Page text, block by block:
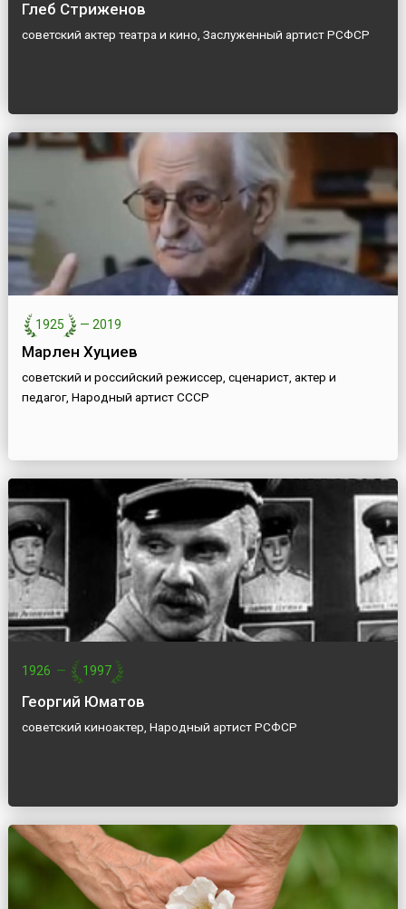
Глеб Стриженов
советский актер театра и кино, Заслуженный артист РСФСР
1925 — 2019
Марлен Хуциев
советский и российский режиссер, сценарист, актер и
педагог, Народный артист СССР
1926 — 1997
Георгий Юматов
советский киноактер, Народный артист РСФСР